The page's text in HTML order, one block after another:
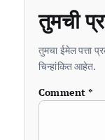
तुमची
तुमचा ईमेल पत्ता
चिन्हांकित आहेत.
Comment*